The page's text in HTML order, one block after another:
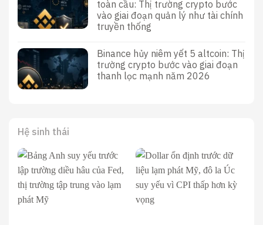
toàn cầu: Thị trường crypto bước
vào giai đoạn quản lý như tài chính
truyền thống
Binance hủy niêm yết 5 altcoin: Thị
trường crypto bước vào giai đoạn
thanh lọc mạnh năm 2026
Hệ sinh thái